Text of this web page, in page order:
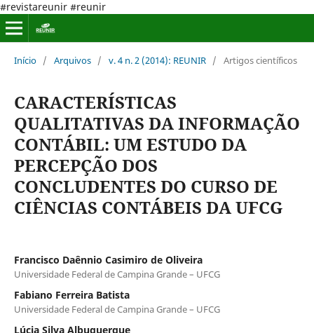
#revistareunir #reunir
Início / Arquivos / v. 4 n. 2 (2014): REUNIR / Artigos científicos
CARACTERÍSTICAS
QUALITATIVAS DA INFORMAÇÃO
CONTÁBIL: UM ESTUDO DA
PERCEPÇÃO DOS
CONCLUDENTES DO CURSO DE
CIÊNCIAS CONTÁBEIS DA UFCG
Francisco Daênnio Casimiro de Oliveira
Universidade Federal de Campina Grande – UFCG
Fabiano Ferreira Batista
Universidade Federal de Campina Grande – UFCG
Lúcia Silva Albuquerque